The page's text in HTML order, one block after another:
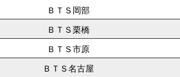
ＢＴＳ岡部
ＢＴＳ栗橋
ＢＴＳ市原
ＢＴＳ名古屋